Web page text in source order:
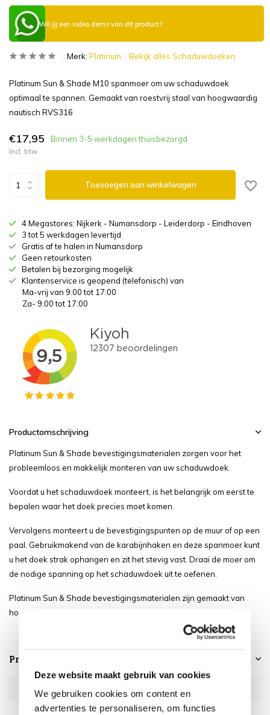
Deze website maakt gebruik van cookies
We gebruiken cookies om content en
advertenties te personaliseren, om functies
Wil jij een video demo van dit product?
Merk: Platinum Bekijk alles Schaduwdoeken
Platinum Sun & Shade M10 spanmoer om uw schaduwdoek
optimaal te spannen. Gemaakt van roestvrij staal van hoogwaardig
nautisch RVS316
€17,95 Binnen 3-5 werkdagen thuisbezorgd
Incl. btw
Toevoegen aan winkelwagen
4 Megastores: Nijkerk - Numansdorp - Leiderdorp - Eindhoven
3 tot 5 werkdagen levertijd
Gratis af te halen in Numansdorp
Geen retourkosten
Betalen bij bezorging mogelijk
Klantenservice is geopend (telefonisch) van
Ma-vrij van 9:00 tot 17:00
Za- 9:00 tot 17:00
Productomschrijving
Platinum Sun & Shade bevestigingsmaterialen zorgen voor het
probleemloos en makkelijk monteren van uw schaduwdoek.
Voordat u het schaduwdoek monteert, is het belangrijk om eerst te
bepalen waar het doek precies moet komen.
Vervolgens monteert u de bevestigingspunten op de muur of op een
paal. Gebruikmakend van de karabijnhaken en deze spanmoer kunt
u het doek strak ophangen en zit het stevig vast. Draai de moer om
de nodige spanning op het schaduwdoek uit te oefenen.
Platinum Sun & Shade bevestigingsmaterialen zijn gemaakt van
hoogwaardig nautisch RVS316.
Productspecificaties
Artikelnummer PL2001
SKU PL2001